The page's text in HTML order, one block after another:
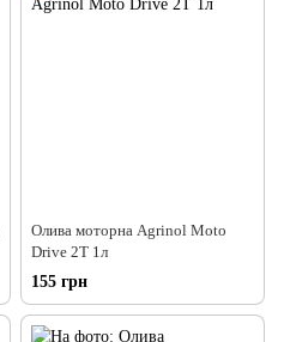
Олива моторна Agrinol Moto
Drive 2T 1л
155 грн